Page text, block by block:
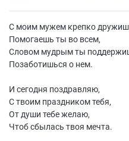
С моим мужем крепко
Помогаешь ты во всем,
Словом мудрым ты
Позаботишься о нем.
И сегодня поздравляю,
С твоим праздником тебя,
От души тебе желаю,
Чтоб сбылась твоя мечта.